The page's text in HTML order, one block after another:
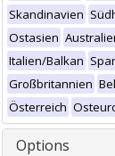
Skandinavien
Ostasien
Italien/Balkan
Großbritannien
Österreich
Options